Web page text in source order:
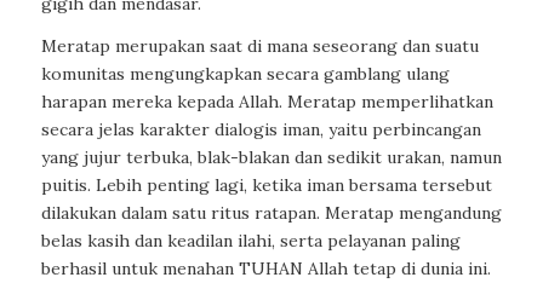
Meratap merupakan saat di mana seseorang dan suatu
komunitas mengungkapkan secara gamblang ulang
harapan mereka kepada Allah. Meratap memperlihatkan
secara jelas karakter dialogis iman, yaitu perbincangan
yang jujur terbuka, blak-blakan dan sedikit urakan, namun
puitis. Lebih penting lagi, ketika iman bersama tersebut
dilakukan dalam satu ritus ratapan. Meratap mengandung
belas kasih dan keadilan ilahi, serta pelayanan paling
berhasil untuk menahan TUHAN Allah tetap di dunia ini.